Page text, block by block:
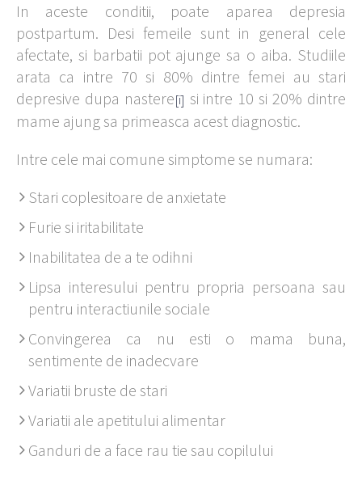
In aceste conditii, poate aparea depresia
postpartum. Desi femeile sunt in general cele
afectate, si barbatii pot ajunge sa o aiba. Studiile
arata ca intre 70 si 80% dintre femei au stari
depresive dupa nastere[i] si intre 10 si 20% dintre
mame ajung sa primeasca acest diagnostic.
Intre cele mai comune simptome se numara:
Stari coplesitoare de anxietate
Furie si iritabilitate
Inabilitatea de a te odihni
Lipsa interesului pentru propria persoana sau
pentru interactiunile sociale
Convingerea ca nu esti o mama buna,
sentimente de inadecvare
Variatii bruste de stari
Variatii ale apetitului alimentar
Ganduri de a face rau tie sau copilului